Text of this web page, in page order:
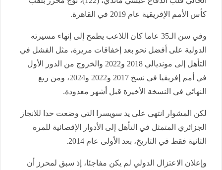
كأس الأمم الإفريقية عام 2019 في القاهرة.
وفي سن الـ35 عاما كان اللاعب يطمح إلى إنهاء مسيرته
الدولية على أفضل نحو بعد إخفاقات مريرة، مثل الفشل في
التأهل إلى مونديالي 2018 و2022 والخروج من الدور الأول
في أمم إفريقيا في نسخ 2017 و2022 و2024، ومن ربع
النهائي في النسخة الأخيرة قبل أشهر معدودة.
لكن المشوار انتهى على يد سويسرا التي وضعت حدا للانجاز
الجزائري المتمثل في التأهل إلى الأدوار الإقصائية للمرة
الثانية فقط في التاريخ، بعد الأولى عام 2014.
وإعلان الاعتزال الدولي لم يكن مفاجئا، إذ سبق لمحرز أن